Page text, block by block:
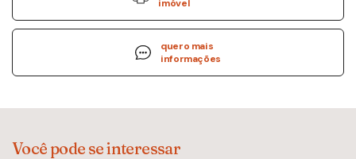
imóvel
quero mais
informações
Você pode se interessar